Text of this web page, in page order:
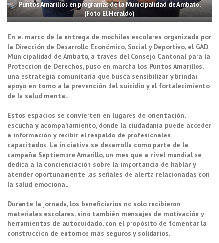
Puntos Amarillos en programas de la Municipalidad de Ambato.
(Foto El Heraldo)
En el marco de la entrega de mochilas escolares organizada por
la Dirección de Desarrollo Económico, Social y Deportivo, el GAD
Municipalidad de Ambato, a través del Consejo Cantonal para la
Protección de Derechos, puso en marcha los Puntos Amarillos,
una estrategia comunitaria que busca sensibilizar y brindar
apoyo en torno a la prevención del suicidio y el fortalecimiento
de la salud mental.
Estos espacios se convierten en lugares de orientación,
escucha y acompañamiento, donde la ciudadanía puede acceder
a información y recibir el respaldo de profesionales
capacitados. La iniciativa se desarrolla como parte de la
campaña Septiembre Amarillo, un mes que a nivel mundial se
dedica a la concienciación sobre la importancia de hablar y
atender oportunamente las señales de alerta relacionadas con
la salud emocional.
Durante la jornada, los beneficiarios no solo recibieron
materiales escolares, sino también mensajes de motivación y
herramientas de autocuidado, con el propósito de fomentar la
construcción de entornos más seguros y solidarios.